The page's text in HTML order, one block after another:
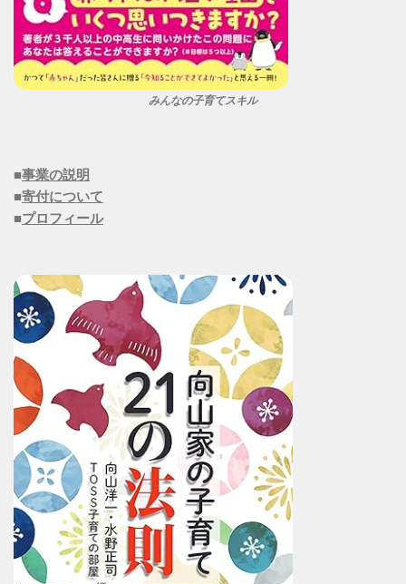
みんなの子育てスキル
■事業の説明
■寄付について
■プロフィール